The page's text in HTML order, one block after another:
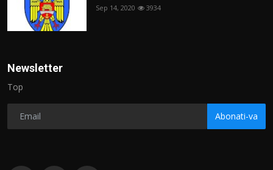
Sep 14, 2020 3934
Newsletter
Top
Abonati-va